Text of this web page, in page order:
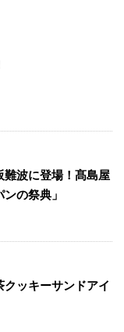
難波に登場！髙島屋
の祭典」
クッキーサンドアイ